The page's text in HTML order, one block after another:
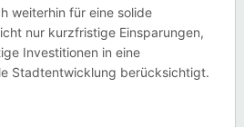
weiterhin für eine solide
nur kurzfristige Einsparungen,
Investitionen in eine
Stadtentwicklung berücksichtigt.